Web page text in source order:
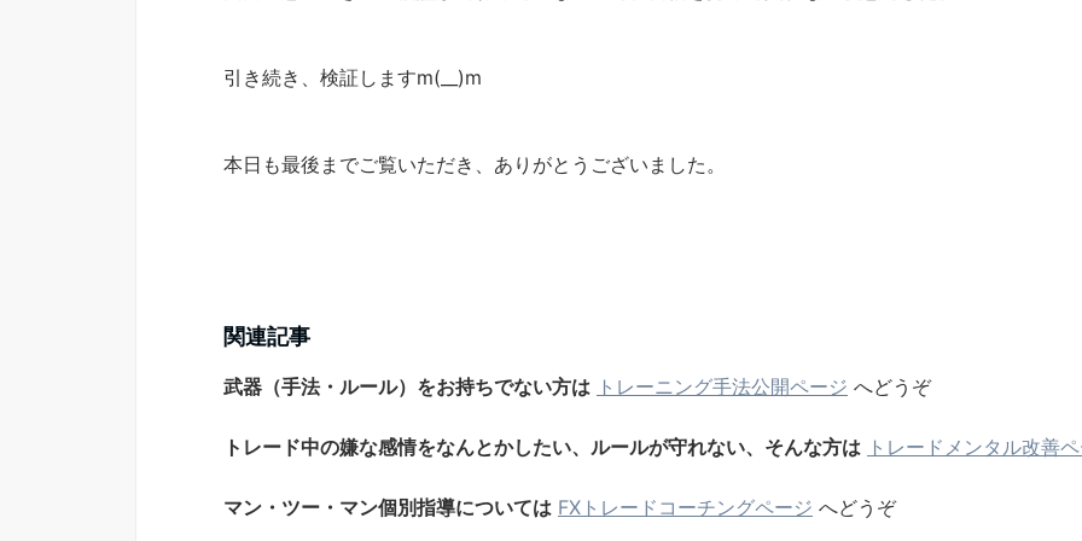
引き続き、検証しますm(__)m
本日も最後までご覧いただき、ありがとうございました。
関連記事
武器（手法・ルール）をお持ちでない方は トレーニング手法公開ページ へどうぞ
トレード中の嫌な感情をなんとかしたい、ルールが守れない、そんな方は トレードメンタル改善
マン・ツー・マン個別指導については FXトレードコーチングページ へどうぞ